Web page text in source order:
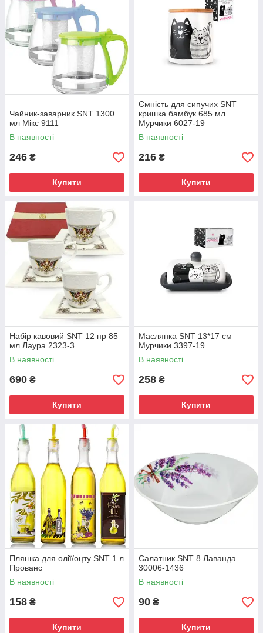
Чайник-заварник SNT 1300
мл Мікс 9111
В наявності
246 ₴
Купити
Ємність для сипучих SNT
кришка бамбук 685 мл
Мурчики 6027-19
В наявності
216 ₴
Купити
Набір кавовий SNT 12 пр 85
мл Лаура 2323-3
В наявності
690 ₴
Купити
Маслянка SNT 13*17 см
Мурчики 3397-19
В наявності
258 ₴
Купити
Пляшка для олії/оцту SNT 1 л
Прованс
В наявності
158 ₴
Купити
Салатник SNT 8 Лаванда
30006-1436
В наявності
90 ₴
Купити